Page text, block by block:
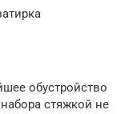
обустройство
стяжкой не